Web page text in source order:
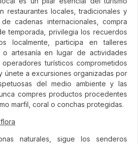
restaurantes locales, tradicionales y
cadenas internacionales, compra
temporada, privilegia los recuerdos
localmente, participa en talleres
artesanía en lugar de actividades
turísticos comprometidos
únete a excursiones organizadas por
del medio ambiente y las
compres productos procedentes
marfil, coral o conchas protegidas.
naturales, sigue los senderos